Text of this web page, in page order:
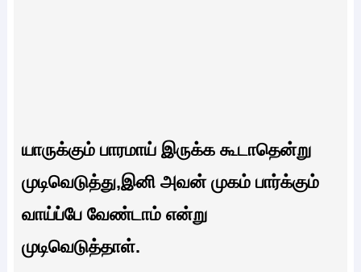
யாருக்கும் பாரமாய் இருக்க கூடாதென்று
முடிவெடுத்து,இனி அவன் முகம் பார்க்கும்
வாய்ப்பே வேண்டாம் என்று
முடிவெடுத்தாள்.